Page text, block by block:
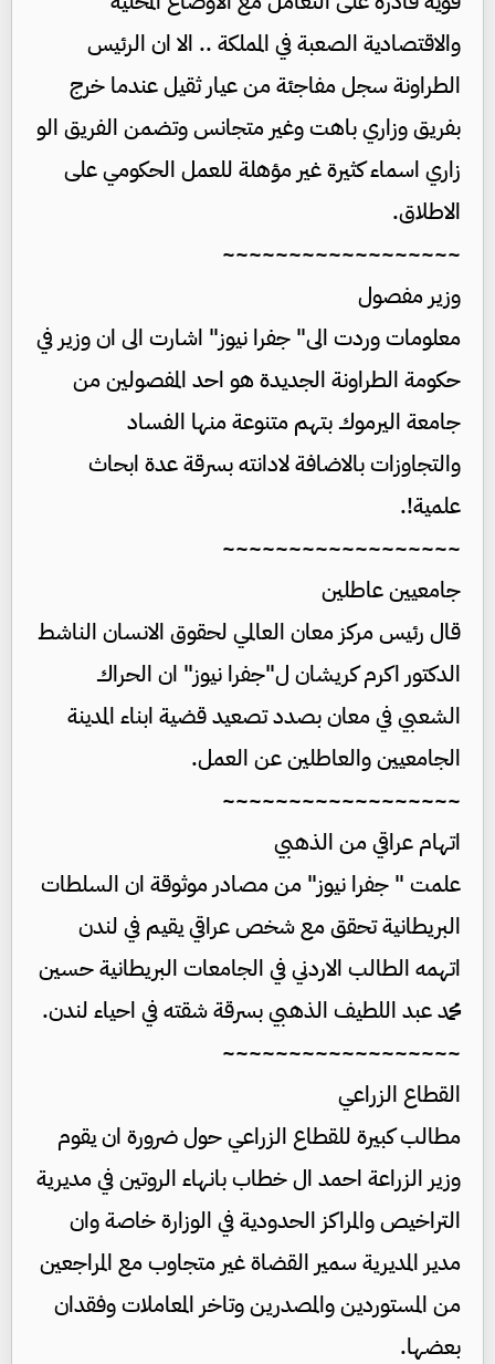
والاقتصادية الصعبة في المملكة .. الا ان الرئيس
الطراونة سجل مفاجئة من عيار ثقيل عندما خرج
بفريق وزاري باهت وغير متجانس وتضمن الفريق الو
زاري اسماء كثيرة غير مؤهلة للعمل الحكومي على
الاطلاق.
~~~~~~~~~~~~~~~~~~
وزير مفصول
معلومات وردت الى" جفرا نيوز" اشارت الى ان وزير في
حكومة الطراونة الجديدة هو احد المفصولين من
جامعة اليرموك بتهم متنوعة منها الفساد
والتجاوزات بالاضافة لادانته بسرقة عدة ابحاث
علمية!.
~~~~~~~~~~~~~~~~~~
جامعيين عاطلين
قال رئيس مركز معان العالمي لحقوق الانسان الناشط
الدكتور اكرم كريشان ل"جفرا نيوز" ان الحراك
الشعبي في معان بصدد تصعيد قضية ابناء المدينة
الجامعيين والعاطلين عن العمل.
~~~~~~~~~~~~~~~~~~
اتهام عراقي من الذهبي
علمت " جفرا نيوز" من مصادر موثوقة ان السلطات
البريطانية تحقق مع شخص عراقي يقيم في لندن
اتهمه الطالب الاردني في الجامعات البريطانية حسين
محمد عبد اللطيف الذهبي بسرقة شقته في احياء لندن.
~~~~~~~~~~~~~~~~~~
القطاع الزراعي
مطالب كبيرة للقطاع الزراعي حول ضرورة ان يقوم
وزير الزراعة احمد ال خطاب بانهاء الروتين في مديرية
التراخيص والمراكز الحدودية في الوزارة خاصة وان
مدير المديرية سمير القضاة غير متجاوب مع المراجعين
من المستوردين والمصدرين وتاخر المعاملات وفقدان
بعضها.